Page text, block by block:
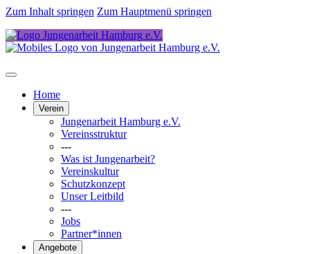
Zum Inhalt springen Zum Hauptmenü springen
Home
Verein
Jungenarbeit Hamburg e.V.
Vereinsstruktur
---
Was ist Jungenarbeit?
Vereinskultur
Schutzkonzept
Unser Leitbild
---
Jobs
Partner*innen
Angebote